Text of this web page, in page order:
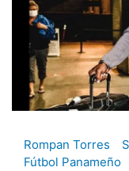
Rompan Torres
Fútbol Panameño